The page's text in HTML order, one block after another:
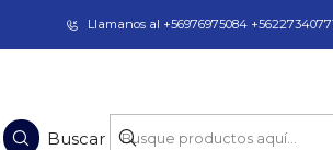
| Venta, Arriendo y
Buscar
Llamanos al +56976975084